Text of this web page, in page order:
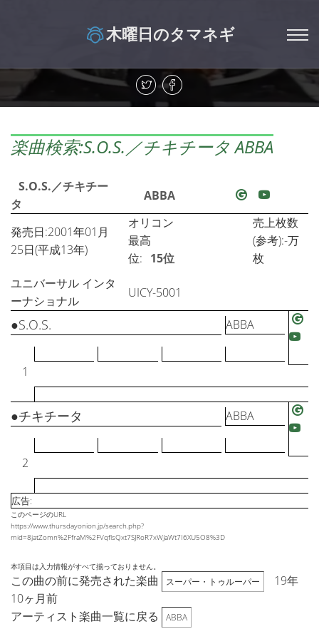
木曜日のタマネギ
楽曲検索:S.O.S.／チキチータ ABBA
S.O.S.／チキチー
タ
ABBA
発売日:2001年01月
25日(平成13年)
オリコン
最高
位: 15位
売上枚数
(参考):-万
枚
ユニバーサル インタ
ーナショナル
UICY-5001
1
●S.O.S. ABBA
2
●チキチータ ABBA
広告:
このページのURL
https://www.thursdayonion.jp/search.php?
mid=8jatZomn%2FfraM%2FVqflsQxt7SJRoR7xWJaWt7I6XU5O8%3D
本項目は入力情報がすべて揃っておりません。
この曲の前に発売された楽曲 スーパー・トゥルーパー
19年
10ヶ月前
アーティスト楽曲一覧に戻る
ABBA